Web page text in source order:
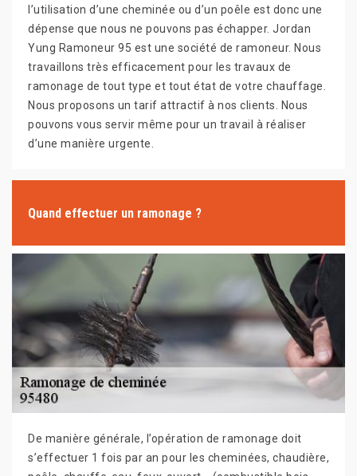
l’utilisation d’une cheminée ou d’un poêle est donc une
dépense que nous ne pouvons pas échapper. Jordan
Yung Ramoneur 95 est une société de ramoneur. Nous
travaillons très efficacement pour les travaux de
ramonage de tout type et tout état de votre chauffage.
Nous proposons un tarif attractif à nos clients. Nous
pouvons vous servir même pour un travail à réaliser
d’une manière urgente.
Quand effectuer un ramonage ?
De manière générale, l’opération de ramonage doit
s’effectuer 1 fois par an pour les cheminées, chaudière,